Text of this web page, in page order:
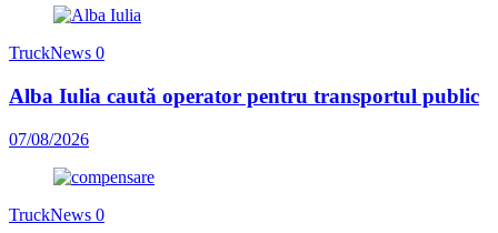
TruckNews 0
Alba Iulia caută operator pentru transportul public
07/08/2026
TruckNews 0